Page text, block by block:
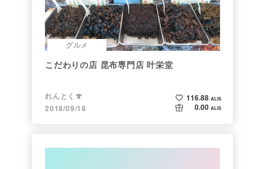
グルメ
こだわりの店 昆布専門店 叶栄堂
れんとく🍄
2018/09/18
116.88 ALIS
0.00 ALIS